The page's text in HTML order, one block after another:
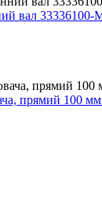
вал 33336100-
прямий 100